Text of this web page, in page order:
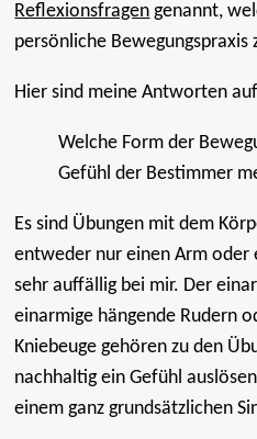
Reflexionsfragen genannt,
persönliche Bewegungspraxis
Hier sind meine Antworten
Welche Form der
Gefühl der Bestimmer
Es sind Übungen mit dem
entweder nur einen Arm oder
sehr auffällig bei mir. Der
einarmige hängende Rudern
Kniebeuge gehören zu den
nachhaltig ein Gefühl
einem ganz grundsätzlichen